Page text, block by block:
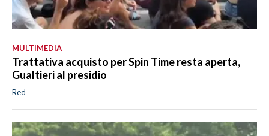
MULTIMEDIA
Trattativa acquisto per Spin Time resta aperta,
Gualtieri al presidio
Red